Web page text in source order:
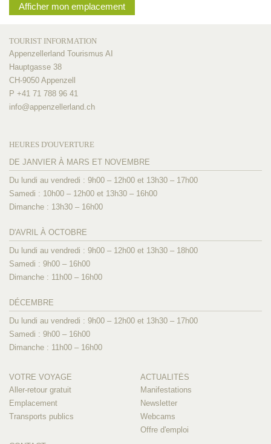
Afficher mon emplacement
TOURIST INFORMATION
Appenzellerland Tourismus AI
Hauptgasse 38
CH-9050 Appenzell
P +41 71 788 96 41
info@appenzellerland.ch
HEURES D'OUVERTURE
DE JANVIER À MARS ET NOVEMBRE
Du lundi au vendredi : 9h00 – 12h00 et 13h30 – 17h00
Samedi : 10h00 – 12h00 et 13h30 – 16h00
Dimanche : 13h30 – 16h00
D'AVRIL À OCTOBRE
Du lundi au vendredi : 9h00 – 12h00 et 13h30 – 18h00
Samedi : 9h00 – 16h00
Dimanche : 11h00 – 16h00
DÉCEMBRE
Du lundi au vendredi : 9h00 – 12h00 et 13h30 – 17h00
Samedi : 9h00 – 16h00
Dimanche : 11h00 – 16h00
VOTRE VOYAGE
Aller-retour gratuit
Emplacement
Transports publics
ACTUALITÉS
Manifestations
Newsletter
Webcams
Offre d'emploi